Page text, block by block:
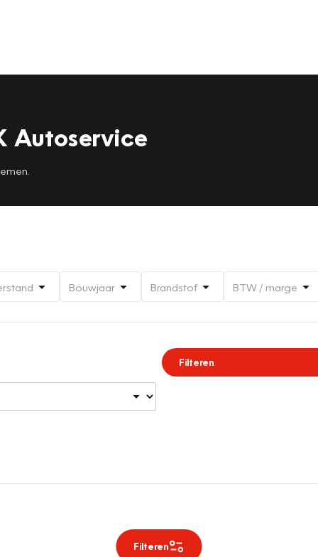
Autoservice
Bouwjaar Brandstof BTW / marge
Filteren
Filteren